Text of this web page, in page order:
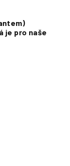
je pro naše